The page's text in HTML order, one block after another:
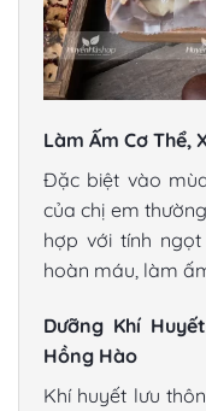
Làm Ấm Cơ Thể,
Đặc biệt vào
của chị em
hợp với tính
hoàn máu, làm
Dưỡng Khí
Hồng Hào
Khí huyết lưu